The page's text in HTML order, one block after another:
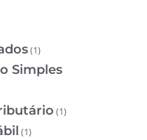
(1)
Simples
(1)
(1)